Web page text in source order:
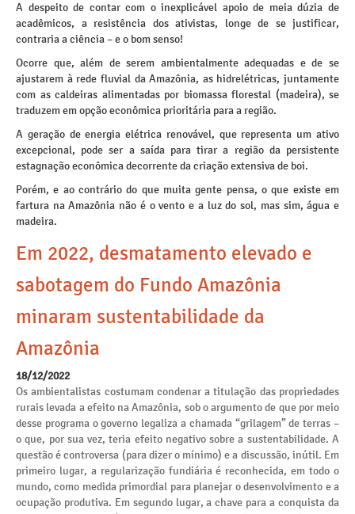
A despeito de contar com o inexplicável apoio de meia dúzia de
acadêmicos, a resistência dos ativistas, longe de se justificar,
contraria a ciência – e o bom senso!
Ocorre que, além de serem ambientalmente adequadas e de se
ajustarem à rede fluvial da Amazônia, as hidrelétricas, juntamente
com as caldeiras alimentadas por biomassa florestal (madeira), se
traduzem em opção econômica prioritária para a região.
A geração de energia elétrica renovável, que representa um ativo
excepcional, pode ser a saída para tirar a região da persistente
estagnação econômica decorrente da criação extensiva de boi.
Porém, e ao contrário do que muita gente pensa, o que existe em
fartura na Amazônia não é o vento e a luz do sol, mas sim, água e
madeira.
Em 2022, desmatamento elevado e
sabotagem do Fundo Amazônia
minaram sustentabilidade da
Amazônia
18/12/2022
Os ambientalistas costumam condenar a titulação das propriedades
rurais levada a efeito na Amazônia, sob o argumento de que por meio
desse programa o governo legaliza a chamada “grilagem” de terras –
o que, por sua vez, teria efeito negativo sobre a sustentabilidade. A
questão é controversa (para dizer o mínimo) e a discussão, inútil. Em
primeiro lugar, a regularização fundiária é reconhecida, em todo o
mundo, como medida primordial para planejar o desenvolvimento e a
ocupação produtiva. Em segundo lugar, a chave para a conquista da